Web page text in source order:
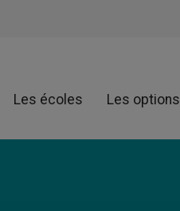
Les écoles Les options